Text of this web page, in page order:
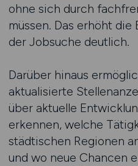
ohne sich durch
müssen. Das erhöht
der Jobsuche deutlich.
Darüber hinaus
aktualisierte
über aktuelle
erkennen, welche
städtischen Regionen
und wo neue Chancen